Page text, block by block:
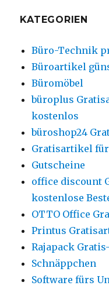
KATEGORIEN
Büro-Technik
Büroartikel
Büromöbel
büroplus
kostenlos
büroshop24
Gratisartikel
Gutscheine
office discount
kostenlose
OTTO Office
Printus
Rajapack
Schnäppchen
Software fürs